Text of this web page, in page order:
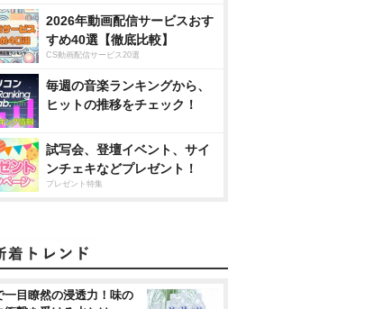
2026年動画配信サービスおす
すめ40選【徹底比較】
CS動画配信サービス20選
毎週の音楽ランキングから、
ヒットの推移をチェック！
試写会、登壇イベント、サイ
ンチェキなどプレゼント！
プレゼント特集
一目瞭然の浸透力！味の